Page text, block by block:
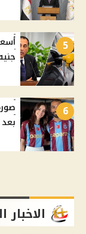
5
جنيه
6
الاخبار